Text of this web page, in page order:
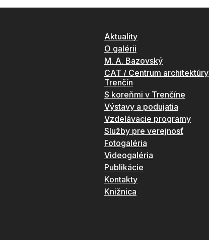
Aktuality
O galérii
M. A. Bazovský
CAT / Centrum architektúry
Trenčín
S koreňmi v Trenčíne
Výstavy a podujatia
Vzdelávacie programy
Služby pre verejnosť
Fotogaléria
Videogaléria
Publikácie
Kontakty
Knižnica